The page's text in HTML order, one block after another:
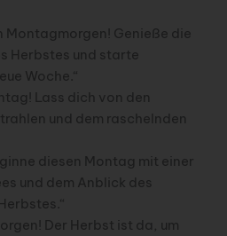
Montagmorgen! Genieße die
Herbstes und starte
Woche.“
Lass dich von den
und dem raschelnden
diesen Montag mit einer
und dem Anblick des
Der Herbst ist da, um